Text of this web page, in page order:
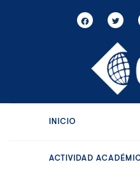
INICIO
ACTIVIDAD